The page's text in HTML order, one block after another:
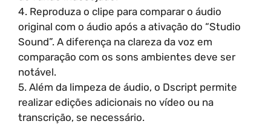
4. Reproduza o clipe para comparar o áudio
original com o áudio após a ativação do “Studio
Sound”. A diferença na clareza da voz em
comparação com os sons ambientes deve ser
notável.
5. Além da limpeza de áudio, o Dscript permite
realizar edições adicionais no vídeo ou na
transcrição, se necessário.